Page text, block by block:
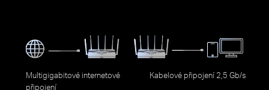
Kabelové připojení 2,5 Gb/s
Multigigabitové internetové
připojení